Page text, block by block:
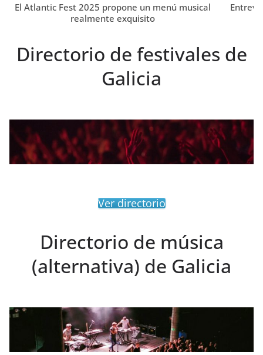
El Atlantic Fest 2025 propone un menú musical
realmente exquisito
Directorio de festivales de
Galicia
Ver directorio
Directorio de música
(alternativa) de Galicia